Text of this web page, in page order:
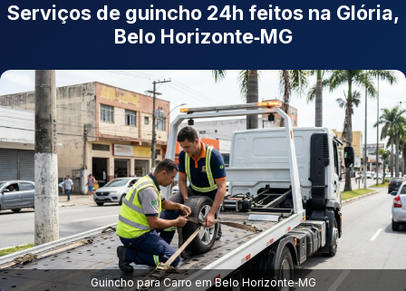
Serviços de guincho 24h feitos na Glória,
Belo Horizonte‑MG
Guincho para Carro em Belo Horizonte‑MG